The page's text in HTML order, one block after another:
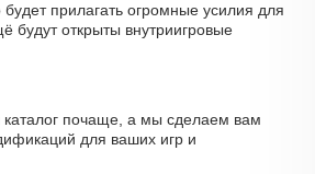
прилагать огромные усилия для
будут открыты внутриигровые
почаще, а мы сделаем вам
для ваших игр и